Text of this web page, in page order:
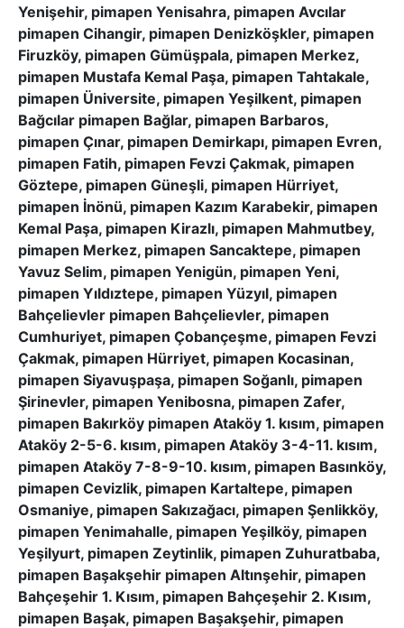
Yenişehir, pimapen Yenisahra, pimapen Avcılar
pimapen Cihangir, pimapen Denizköşkler, pimapen
Firuzköy, pimapen Gümüşpala, pimapen Merkez,
pimapen Mustafa Kemal Paşa, pimapen Tahtakale,
pimapen Üniversite, pimapen Yeşilkent, pimapen
Bağcılar pimapen Bağlar, pimapen Barbaros,
pimapen Çınar, pimapen Demirkapı, pimapen Evren,
pimapen Fatih, pimapen Fevzi Çakmak, pimapen
Göztepe, pimapen Güneşli, pimapen Hürriyet,
pimapen İnönü, pimapen Kazım Karabekir, pimapen
Kemal Paşa, pimapen Kirazlı, pimapen Mahmutbey,
pimapen Merkez, pimapen Sancaktepe, pimapen
Yavuz Selim, pimapen Yenigün, pimapen Yeni,
pimapen Yıldıztepe, pimapen Yüzyıl, pimapen
Bahçelievler pimapen Bahçelievler, pimapen
Cumhuriyet, pimapen Çobançeşme, pimapen Fevzi
Çakmak, pimapen Hürriyet, pimapen Kocasinan,
pimapen Siyavuşpaşa, pimapen Soğanlı, pimapen
Şirinevler, pimapen Yenibosna, pimapen Zafer,
pimapen Bakırköy pimapen Ataköy 1. kısım, pimapen
Ataköy 2-5-6. kısım, pimapen Ataköy 3-4-11. kısım,
pimapen Ataköy 7-8-9-10. kısım, pimapen Basınköy,
pimapen Cevizlik, pimapen Kartaltepe, pimapen
Osmaniye, pimapen Sakızağacı, pimapen Şenlikköy,
pimapen Yenimahalle, pimapen Yeşilköy, pimapen
Yeşilyurt, pimapen Zeytinlik, pimapen Zuhuratbaba,
pimapen Başakşehir pimapen Altınşehir, pimapen
Bahçeşehir 1. Kısım, pimapen Bahçeşehir 2. Kısım,
pimapen Başak, pimapen Başakşehir, pimapen